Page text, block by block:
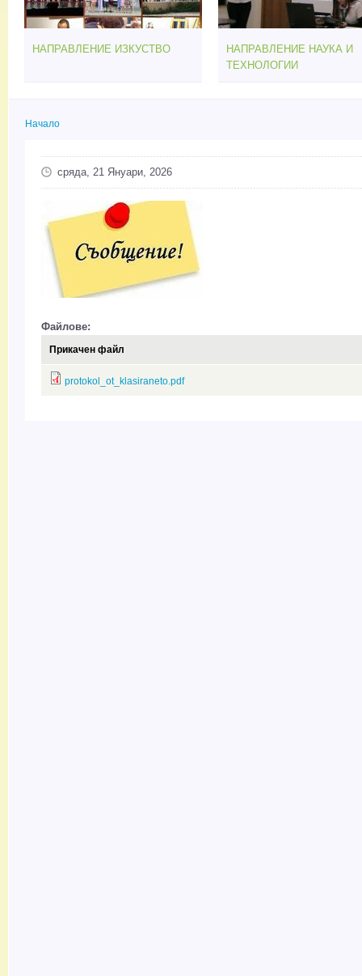
НАПРАВЛЕНИЕ ИЗКУСТВО
НАПРАВЛЕНИЕ НАУКА И
ТЕХНОЛОГИИ
Начало
сряда, 21 Януари, 2026
Файлове:
Прикачен файл
protokol_ot_klasiraneto.pdf